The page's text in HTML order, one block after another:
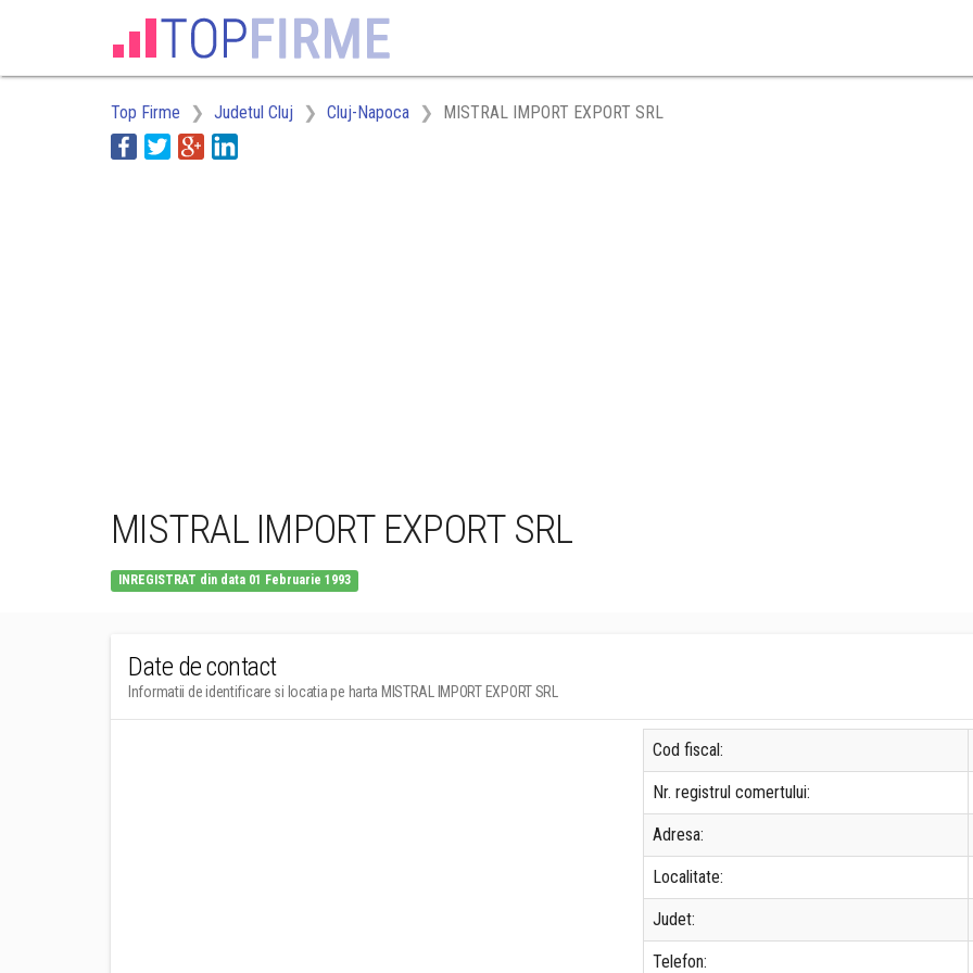
Top Firme Judetul Cluj Cluj-Napoca MISTRAL IMPORT EXPORT SRL
MISTRAL IMPORT EXPORT SRL
INREGISTRAT din data 01 Februarie 1993
Date de contact
Informatii de identificare si locatia pe harta MISTRAL IMPORT EXPORT SRL
Cod fiscal:
Nr. registrul comertului:
Adresa:
Localitate:
Judet:
Telefon: